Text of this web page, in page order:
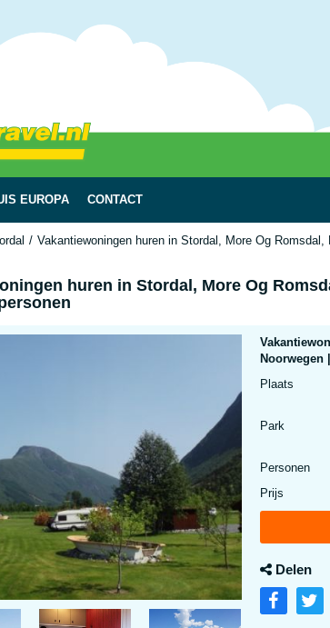
EUROPA CONTACT
Vakantiewoningen huren in Stordal, More Og
huren in Stordal, More Og
Noorwegen
Plaats
Park
Personen
Prijs
Delen